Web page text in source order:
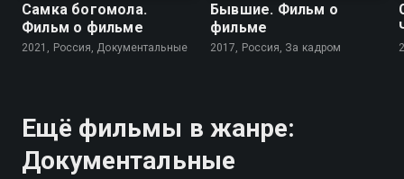
Самка богомола.
Фильм о фильме
2021, Россия, Документальные
Бывшие. Фильм о
фильме
2017, Россия, За кадром
Ещё фильмы в жанре:
Документальные